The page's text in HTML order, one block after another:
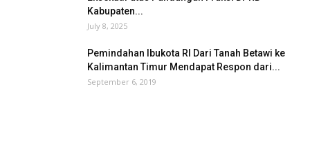
Kabupaten...
July 8, 2025
Pemindahan Ibukota RI Dari Tanah Betawi ke
Kalimantan Timur Mendapat Respon dari...
September 6, 2019